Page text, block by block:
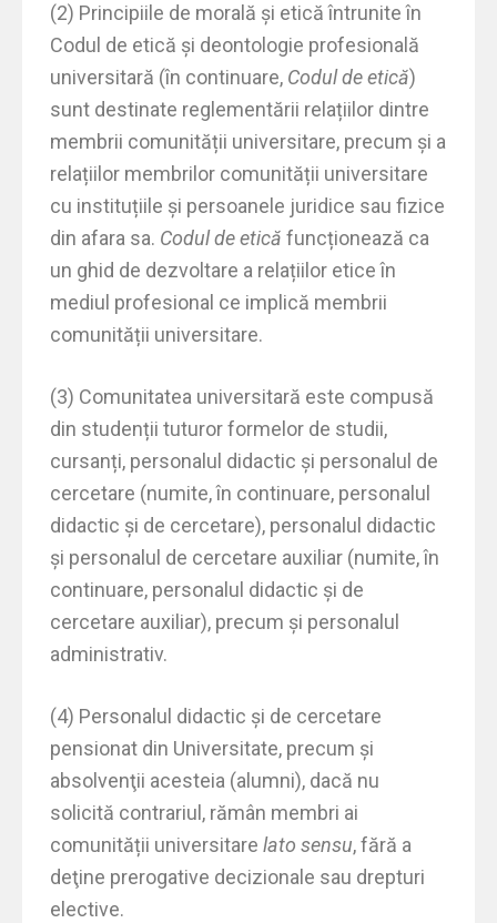
(2) Principiile de morală și etică întrunite în
Codul de etică și deontologie profesională
universitară (în continuare, Codul de etică)
sunt destinate reglementării relațiilor dintre
membrii comunității universitare, precum și a
relațiilor membrilor comunității universitare
cu instituțiile și persoanele juridice sau fizice
din afara sa. Codul de etică funcționează ca
un ghid de dezvoltare a relațiilor etice în
mediul profesional ce implică membrii
comunității universitare.
(3) Comunitatea universitară este compusă
din studenții tuturor formelor de studii,
cursanți, personalul didactic și personalul de
cercetare (numite, în continuare, personalul
didactic și de cercetare), personalul didactic
și personalul de cercetare auxiliar (numite, în
continuare, personalul didactic și de
cercetare auxiliar), precum și personalul
administrativ.
(4) Personalul didactic şi de cercetare
pensionat din Universitate, precum şi
absolvenţii acesteia (alumni), dacă nu
solicită contrariul, rămân membri ai
comunității universitare lato sensu, fără a
deţine prerogative decizionale sau drepturi
elective.